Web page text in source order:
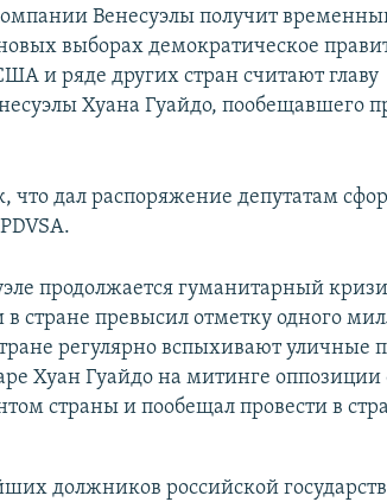
Венесуэлы получит
выборах демократическое
и ряде других стран считают главу
Хуана Гуайдо, пообещавшего
что дал распоряжение депутатам
продолжается гуманитарный
в стране превысил отметку одного
регулярно вспыхивают уличные
Хуан Гуайдо на митинге оппозиции
страны и пообещал провести в
должников российской